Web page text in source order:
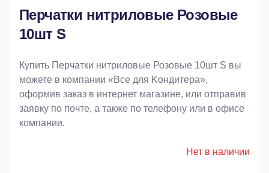
Перчатки нитриловые Розовые
10шт S
Купить Перчатки нитриловые Розовые 10шт S вы
можете в компании «Bce для Koндитeрa»,
оформив заказ в интернет магазине, или отправив
заявку по почте, а также по телефону или в офисе
компании.
Нет в наличии